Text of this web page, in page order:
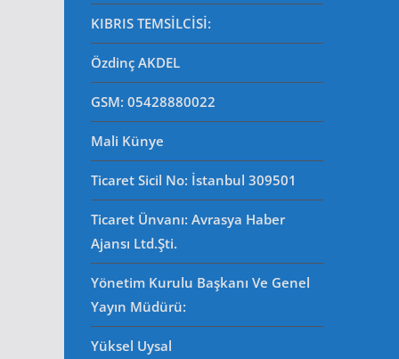
KIBRIS TEMSİLCİSİ:
Özdinç AKDEL
GSM: 05428880022
Mali Künye
Ticaret Sicil No: İstanbul 309501
Ticaret Ünvanı: Avrasya Haber
Ajansı Ltd.Şti.
Yönetim Kurulu Başkanı Ve Genel
Yayın Müdürü:
Yüksel Uysal